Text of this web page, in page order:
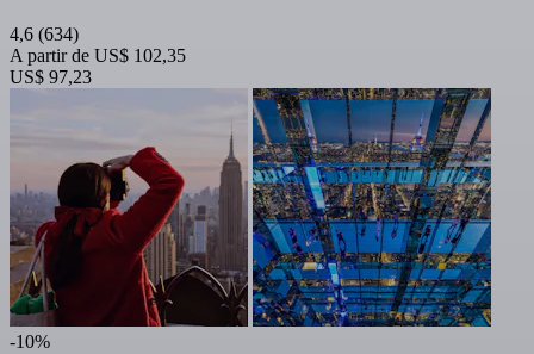
4,6 (634)
A partir de US$ 102,35
US$ 97,23
-10%